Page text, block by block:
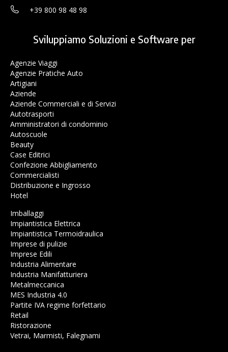
+39 800 98 48 98
Sviluppiamo Soluzioni e Software per
Agenzie Viaggi
Agenzie Pratiche Auto
Artigiani
Aziende
Aziende Commerciali e di Servizi
Autotrasporti
Amministratori di condominio
Autoscuole
Beauty
Case Editrici
Confezione Abbigliamento
Commercialisti
Distribuzione e Ingrosso
Hotel
Imballaggi
Impiantistica Elettrica
Impiantistica Termoidraulica
Imprese di pulizie
Imprese Edili
Industria Alimentare
Industria Manifatturiera
Metalmeccanica
MES Industria 4.0
Partite IVA regime forfettario
Retail
Ristorazione
Vetrai, Marmisti, Falegnami